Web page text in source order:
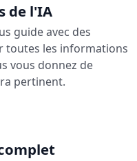
de l'IA
guide avec des
toutes les informations
vous donnez de
pertinent.